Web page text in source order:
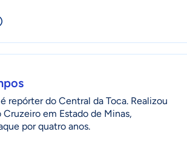
repórter do Central da Toca. Realizou
em Estado de Minas,
por quatro anos.